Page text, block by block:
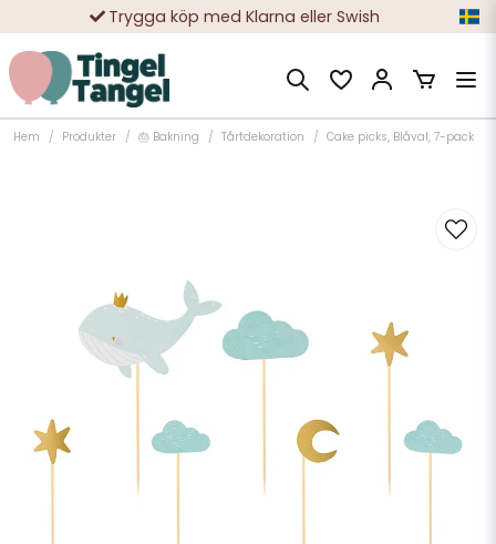
Trygga köp med Klarna eller Swish
10 000-tals nöjda kunder
Hem Produkter 🎂 Bakning Tårtdekoration Cake picks, Blåval, 7-pack